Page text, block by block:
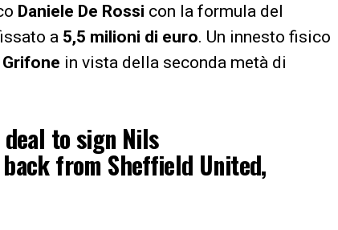
Daniele De Rossi con la formula del
a 5,5 milioni di euro. Un innesto fisico
Grifone in vista della seconda metà di
deal to sign Nils
from Sheffield United,